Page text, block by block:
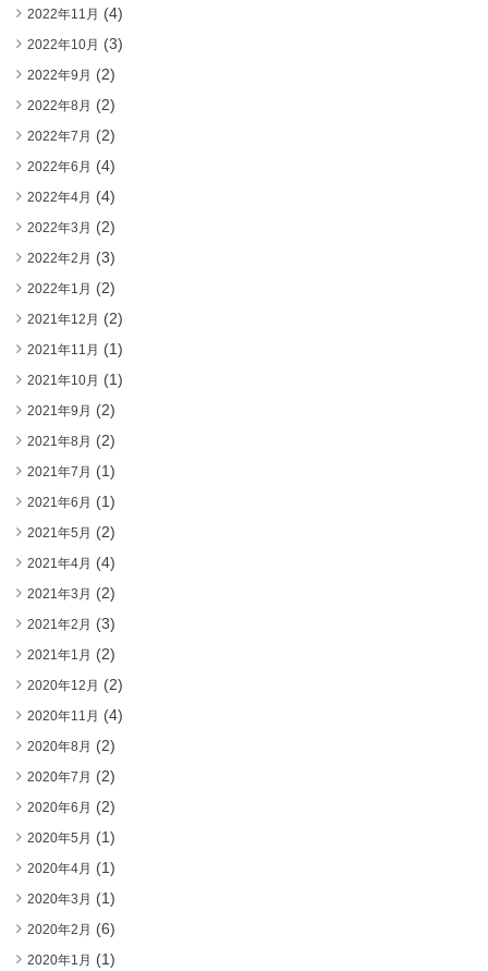
2022年11月 (4)
2022年10月 (3)
2022年9月 (2)
2022年8月 (2)
2022年7月 (2)
2022年6月 (4)
2022年4月 (4)
2022年3月 (2)
2022年2月 (3)
2022年1月 (2)
2021年12月 (2)
2021年11月 (1)
2021年10月 (1)
2021年9月 (2)
2021年8月 (2)
2021年7月 (1)
2021年6月 (1)
2021年5月 (2)
2021年4月 (4)
2021年3月 (2)
2021年2月 (3)
2021年1月 (2)
2020年12月 (2)
2020年11月 (4)
2020年8月 (2)
2020年7月 (2)
2020年6月 (2)
2020年5月 (1)
2020年4月 (1)
2020年3月 (1)
2020年2月 (6)
2020年1月 (1)